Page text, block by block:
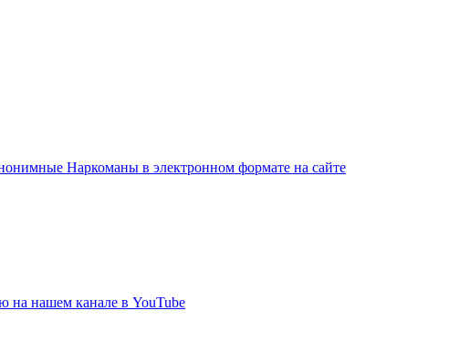
Наркоманы в электронном формате на сайте
на нашем канале в YouTube